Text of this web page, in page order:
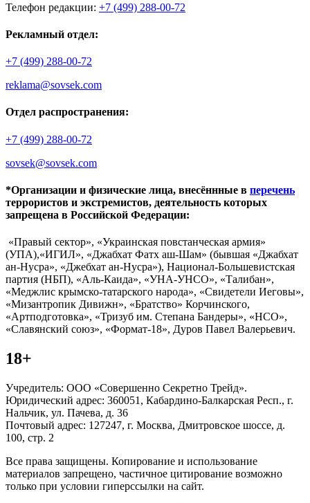
Телефон редакции: +7 (499) 288-00-72
Рекламный отдел:
+7 (499) 288-00-72
reklama@sovsek.com
Отдел распространения:
+7 (499) 288-00-72
sovsek@sovsek.com
*Организации и физические лица, внесённные в перечень
террористов и экстремистов, деятельность которых
запрещена в Российской Федерации:
«Правый сектор», «Украинская повстанческая армия»
(УПА),«ИГИЛ», «Джабхат Фатх аш-Шам» (бывшая «Джабхат
ан-Нусра», «Джебхат ан-Нусра»), Национал-Большевистская
партия (НБП), «Аль-Каида», «УНА-УНСО», «Талибан»,
«Меджлис крымско-татарского народа», «Свидетели Иеговы»,
«Мизантропик Дивижн», «Братство» Корчинского,
«Артподготовка», «Тризуб им. Степана Бандеры», «НСО»,
«Славянский союз», «Формат-18», Дуров Павел Валерьевич.
18+
Учредитель: ООО «Совершенно Секретно Трейд».
Юридический адрес: 360051, Кабардино-Балкарская Респ., г.
Нальчик, ул. Пачева, д. 36
Почтовый адрес: 127247, г. Москва, Дмитровское шоссе, д.
100, стр. 2
Все права защищены. Копирование и использование
материалов запрещено, частичное цитирование возможно
только при условии гиперссылки на сайт.